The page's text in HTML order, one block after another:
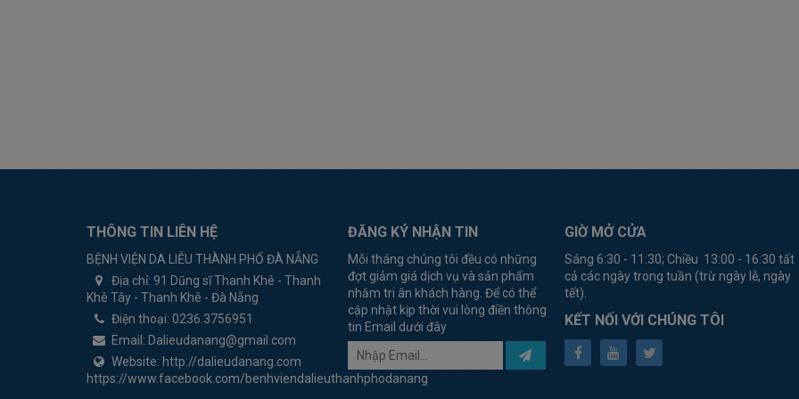
THÔNG TIN LIÊN HỆ
BỆNH VIỆN DA LIỄU THÀNH PHỐ ĐÀ NẴNG
Địa chỉ: 91 Dũng sĩ Thanh Khê - Thanh
Khê Tây - Thanh Khê - Đà Nẵng
Điện thoại: 0236.3756951
Email: Dalieudanang@gmail.com
Website: http://dalieudanang.com
https://www.facebook.com/benhviendalieuthanhphodanang
ĐĂNG KÝ NHẬN TIN
Mỗi tháng chúng tôi đều có những
đợt giảm giá dịch vụ và sản phẩm
nhằm tri ân khách hàng. Để có thể
cập nhật kịp thời vui lòng điền thông
tin Email dưới đây
GIỜ MỞ CỬA
Sáng 6:30 - 11:30; Chiều 13:00 - 16:30 tất
cả các ngày trong tuần (trừ ngày lễ, ngày
tết).
KẾT NỐI VỚI CHÚNG TÔI